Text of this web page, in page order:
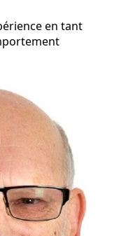
en tant